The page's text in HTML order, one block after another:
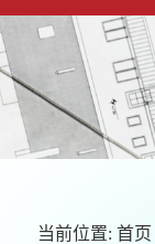
当前位置: 首页